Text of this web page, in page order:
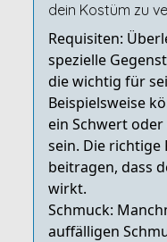
dein Kostüm zu
Requisiten:
spezielle
die wichtig für
Beispielsweise
ein Schwert
sein. Die richtige
beitragen, dass
wirkt.
Schmuck:
auffälligen